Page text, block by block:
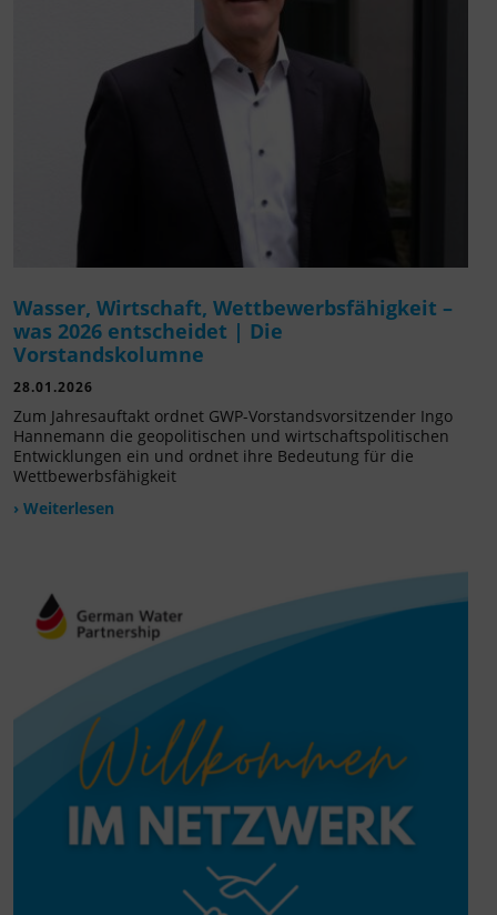
Wasser, Wirtschaft, Wettbewerbsfähigkeit –
was 2026 entscheidet | Die
Vorstandskolumne
28.01.2026
Zum Jahresauftakt ordnet GWP-Vorstandsvorsitzender Ingo
Hannemann die geopolitischen und wirtschaftspolitischen
Entwicklungen ein und ordnet ihre Bedeutung für die
Wettbewerbsfähigkeit
› Weiterlesen